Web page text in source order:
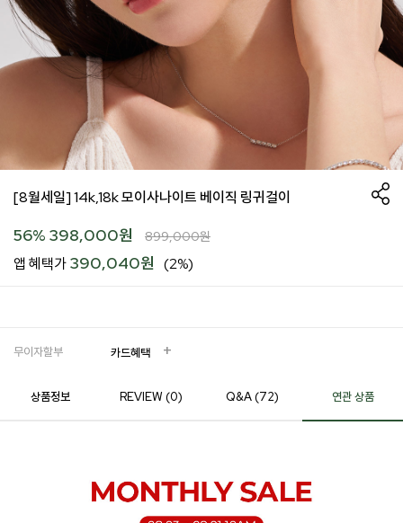
[8월세일] 14k,18k 모이사나이트 베이직 링귀걸이
56% 398,000원 899,000원
앱 혜택가390,040원 (2%)
무이자할부 카드혜택
상품정보 REVIEW (0) Q&A (72) 연관 상품